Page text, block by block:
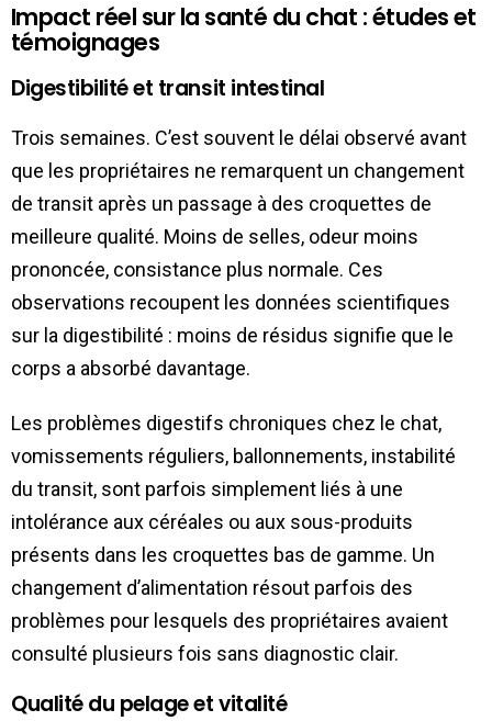
Impact réel sur la santé du chat : études et
témoignages
Digestibilité et transit intestinal
Trois semaines. C’est souvent le délai observé avant
que les propriétaires ne remarquent un changement
de transit après un passage à des croquettes de
meilleure qualité. Moins de selles, odeur moins
prononcée, consistance plus normale. Ces
observations recoupent les données scientifiques
sur la digestibilité : moins de résidus signifie que le
corps a absorbé davantage.
Les problèmes digestifs chroniques chez le chat,
vomissements réguliers, ballonnements, instabilité
du transit, sont parfois simplement liés à une
intolérance aux céréales ou aux sous-produits
présents dans les croquettes bas de gamme. Un
changement d’alimentation résout parfois des
problèmes pour lesquels des propriétaires avaient
consulté plusieurs fois sans diagnostic clair.
Qualité du pelage et vitalité